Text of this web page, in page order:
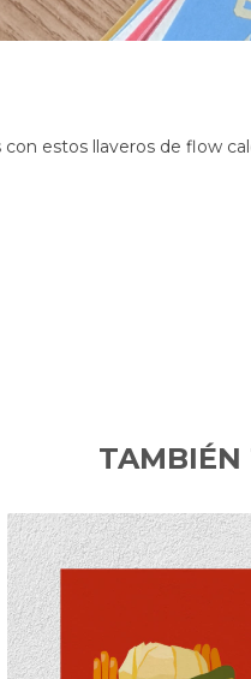
estos llaveros de flow
TAMBIÉN